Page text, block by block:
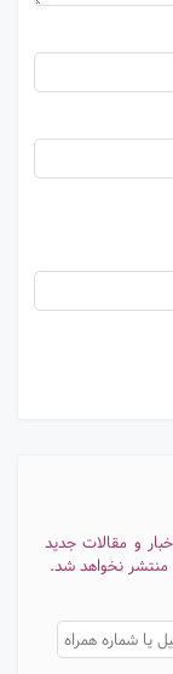
و مقالات جدید
منتشر نخواهد شد.